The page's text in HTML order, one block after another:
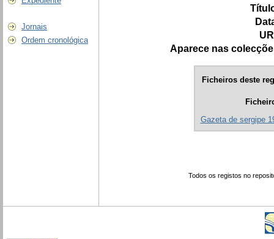
Jornais
Ordem cronológica
Aparece nas
Ficheiros deste
Gazeta de sergipe
Todos os registos no